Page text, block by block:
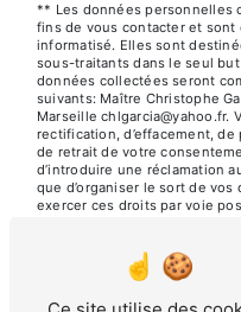
** Les données personnelles
fins de vous contacter et
informatisé. Elles sont
sous-traitants dans le seul
données collectées seront
suivants: Maître Christophe
Marseille chlgarcia@yahoo.fr.
rectification, d’effacement,
de retrait de votre
d’introduire une réclamation
que d’organiser le sort de
exercer ces droits par voie
13008 Marseille ou par
chlgarcia@yahoo.fr. Un
demandé. Nous conservons
prise de contact puis
fins probatoires et de